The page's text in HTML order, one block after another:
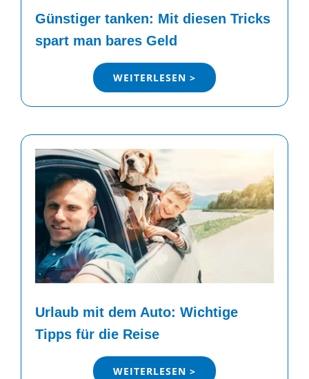
Günstiger tanken: Mit diesen Tricks
spart man bares Geld
WEITERLESEN >
Urlaub mit dem Auto: Wichtige
Tipps für die Reise
WEITERLESEN >